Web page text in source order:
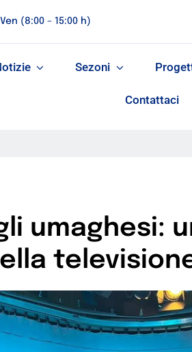
(8:00 – 15:00 h)
Sezoni
Contattaci
umaghesi: